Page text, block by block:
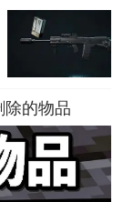
除的物品